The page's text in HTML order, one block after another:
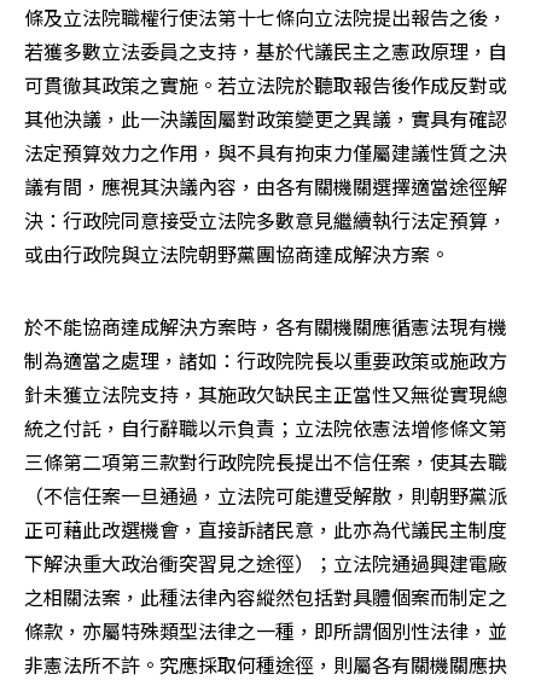
條及立法院職權行使法第十七條向立法院提出報告之後，
若獲多數立法委員之支持，基於代議民主之憲政原理，自
可貫徹其政策之實施。若立法院於聽取報告後作成反對或
其他決議，此一決議固屬對政策變更之異議，實具有確認
法定預算效力之作用，與不具有拘束力僅屬建議性質之決
議有間，應視其決議內容，由各有關機關選擇適當途徑解
決：行政院同意接受立法院多數意見繼續執行法定預算，
或由行政院與立法院朝野黨團協商達成解決方案。
於不能協商達成解決方案時，各有關機關應循憲法現有機
制為適當之處理，諸如：行政院院長以重要政策或施政方
針未獲立法院支持，其施政欠缺民主正當性又無從實現總
統之付託，自行辭職以示負責；立法院依憲法增修條文第
三條第二項第三款對行政院院長提出不信任案，使其去職
（不信任案一旦通過，立法院可能遭受解散，則朝野黨派
正可藉此改選機會，直接訴諸民意，此亦為代議民主制度
下解決重大政治衝突習見之途徑）；立法院通過興建電廠
之相關法案，此種法律內容縱然包括對具體個案而制定之
條款，亦屬特殊類型法律之一種，即所謂個別性法律，並
非憲法所不許。究應採取何種途徑，則屬各有關機關應抉